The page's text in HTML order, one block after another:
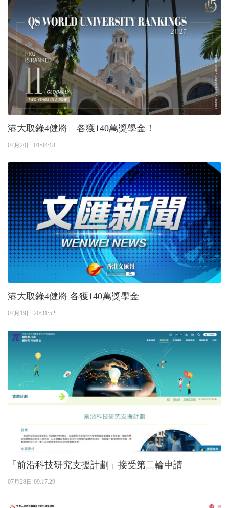
港大取錄4健將 各獲140萬獎學金！
07月20日 01:04:18
港大取錄4健將 各獲140萬獎學金
07月19日 20:31:52
「前沿科技研究支援計劃」接受第二輪申請
07月28日 09:17:29